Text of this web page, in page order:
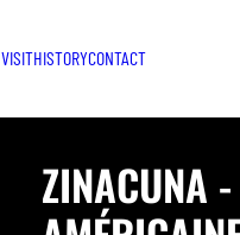
VISITHISTORYCONTACT
ZINACUNA